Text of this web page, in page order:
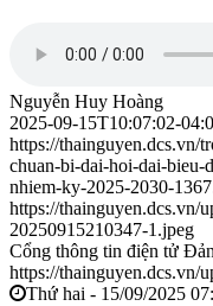
Nguyễn Huy Hoàng
2025-09-15T10:07:02-
https://thainguyen.dcs.vn/
chuan-bi-dai-hoi-dai-bieu-
nhiem-ky-2025-2030-
https://thainguyen.dcs.vn/
20250915210347-1.jpeg
Cổng thông tin điện tử
https://thainguyen.dcs.vn/
Thứ hai - 15/09/2025